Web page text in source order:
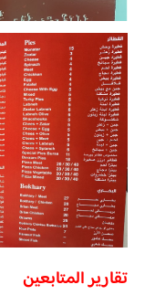
تقارير المتابعين